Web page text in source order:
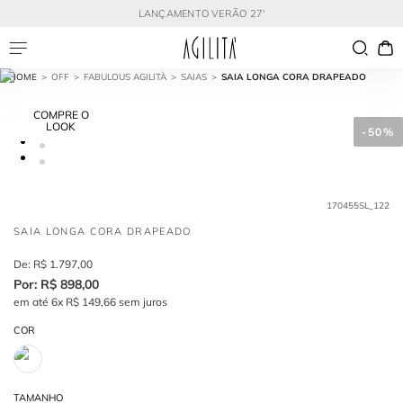
LANÇAMENTO VERÃO 27'
OFF FABULOUS AGILITÀ SAIAS SAIA LONGA CORA DRAPEADO
COMPRE O
LOOK
- 50%
170455SL_122
SAIA LONGA CORA DRAPEADO
R$ 1.797,00
R$ 898,00
em até 6x R$ 149,66 sem juros
COR
TAMANHO